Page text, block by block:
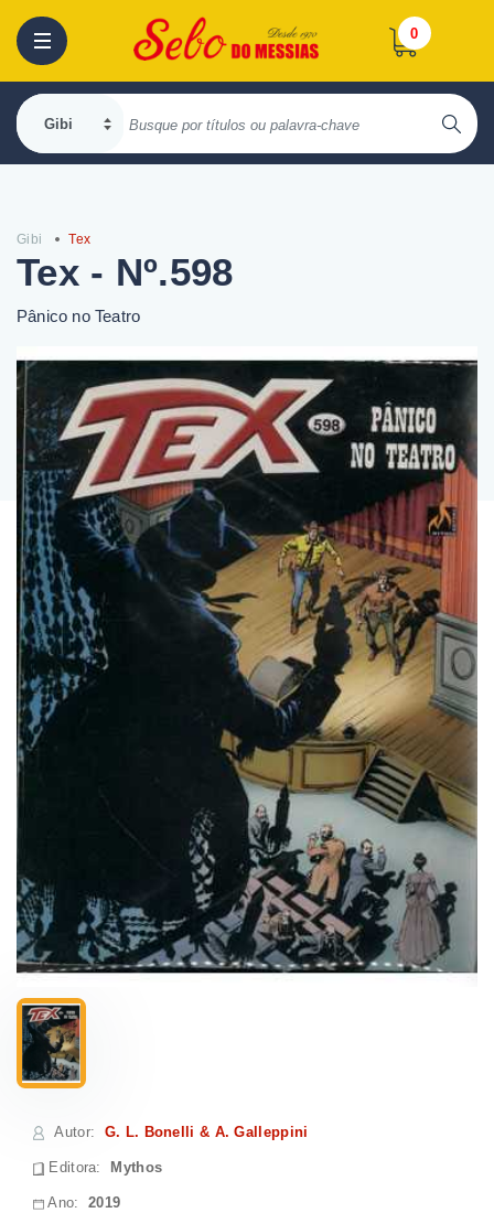
0
Gibi Tex
Tex - Nº.598
Pânico no Teatro
Autor: G. L. Bonelli & A. Galleppini
Editora: Mythos
Ano:2019